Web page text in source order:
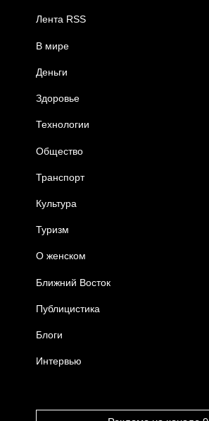
Лента RSS
В мире
Деньги
Здоровье
Технологии
Общество
Транспорт
Культура
Туризм
О женском
Ближний Восток
Публицистика
Блоги
Интервью